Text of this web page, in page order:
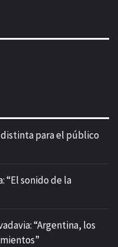
distinta para el público
“El sonido de la
“Argentina, los